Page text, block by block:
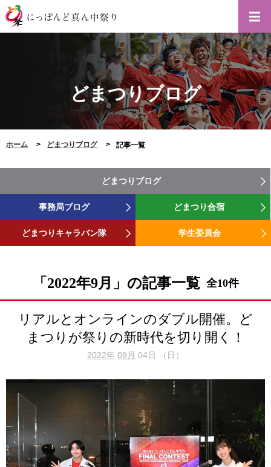
どまつりブログ
ホーム どまつりブログ 記事一覧
どまつりブログ
事務局ブログ どまつり合宿
どまつりキャラバン隊 学生委員会
「2022年9月」の記事一覧 全10件
リアルとオンラインのダブル開催。ど
まつりが祭りの新時代を切り開く！
2022年 09月 04日 （日）